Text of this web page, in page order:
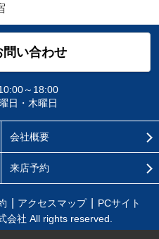
問い合わせ
～18:00
日・木曜日
会社概要
来店予約
アクセスマップ
PCサイト
会社 All rights reserved.